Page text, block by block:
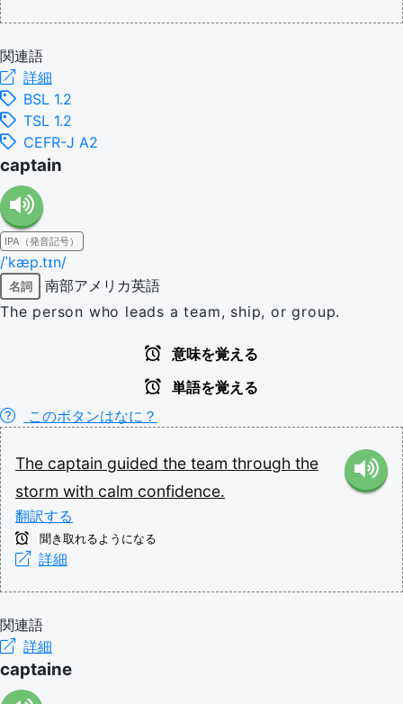
関連語
詳細
BSL 1.2
TSL 1.2
CEFR-J A2
captain
IPA（発音記号）
/ˈkæp.tɪn/
名詞
南部アメリカ英語
The person who leads a team, ship, or group.
意味を覚える
単語を覚える
このボタンはなに？
The captain guided the team through the
storm with calm confidence.
翻訳する
聞き取れるようになる
詳細
関連語
詳細
captaine